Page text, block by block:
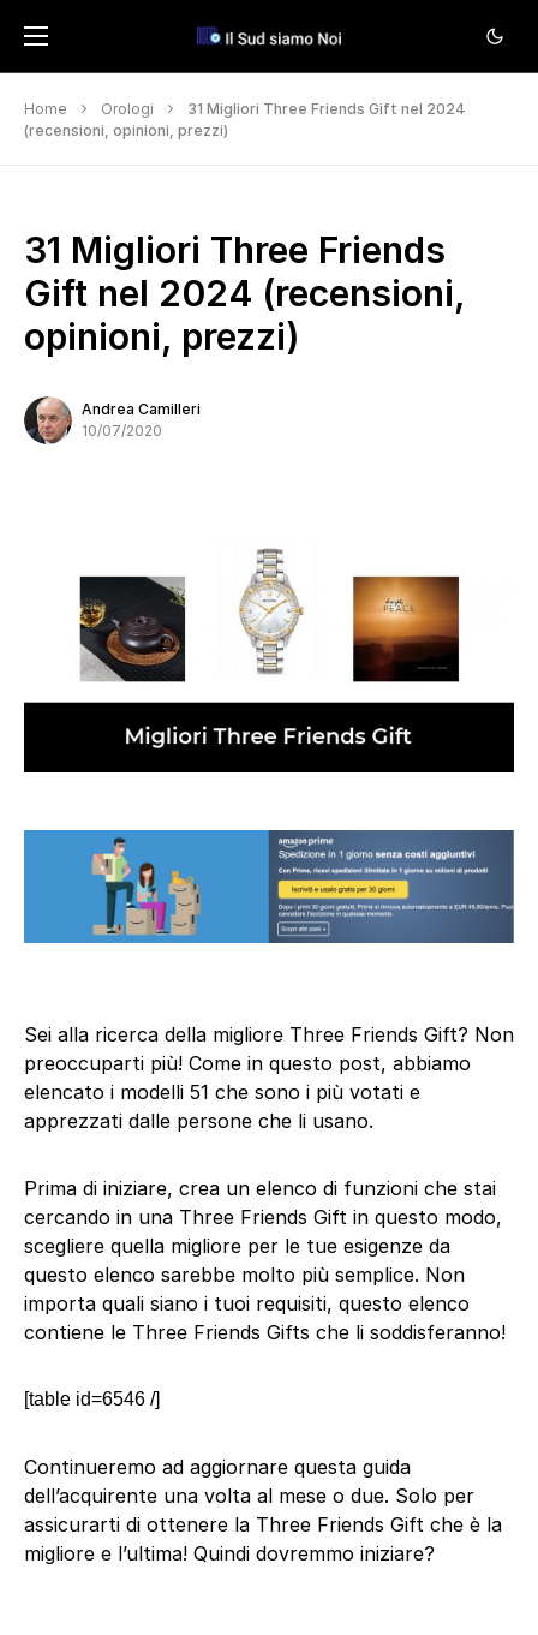
Home Orologi
31 Migliori Three Friends Gift nel 2024
(recensioni, opinioni, prezzi)
31 Migliori Three Friends
Gift nel 2024 (recensioni,
opinioni, prezzi)
Andrea Camilleri
10/07/2020
Sei alla ricerca della migliore Three Friends Gift? Non
preoccuparti più! Come in questo post, abbiamo
elencato i modelli 51 che sono i più votati e
apprezzati dalle persone che li usano.
Prima di iniziare, crea un elenco di funzioni che stai
cercando in una Three Friends Gift in questo modo,
scegliere quella migliore per le tue esigenze da
questo elenco sarebbe molto più semplice. Non
importa quali siano i tuoi requisiti, questo elenco
contiene le Three Friends Gifts che li soddisferanno!
[table id=6546 /]
Continueremo ad aggiornare questa guida
dell’acquirente una volta al mese o due. Solo per
assicurarti di ottenere la Three Friends Gift che è la
migliore e l’ultima! Quindi dovremmo iniziare?